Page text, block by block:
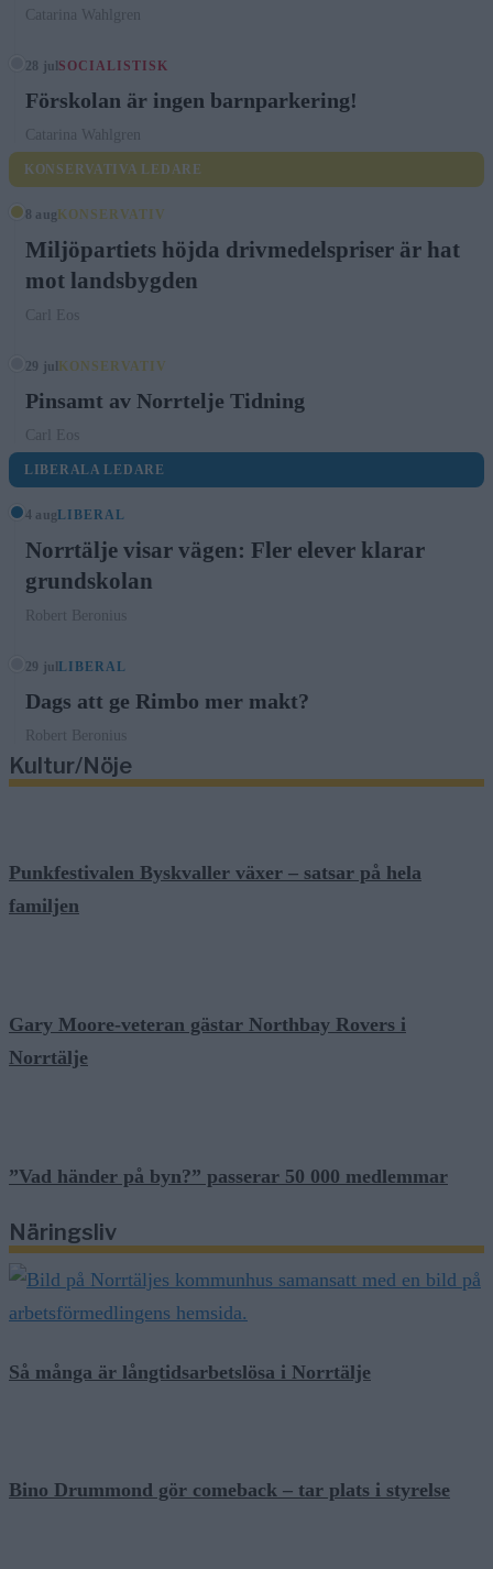
Catarina Wahlgren
28 jul SOCIALISTISK
Förskolan är ingen barnparkering!
Catarina Wahlgren
KONSERVATIVA LEDARE
8 aug KONSERVATIV
Miljöpartiets höjda drivmedelspriser är hat
mot landsbygden
Carl Eos
29 jul KONSERVATIV
Pinsamt av Norrtelje Tidning
Carl Eos
LIBERALA LEDARE
4 aug LIBERAL
Norrtälje visar vägen: Fler elever klarar
grundskolan
Robert Beronius
29 julLIBERAL
Dags att ge Rimbo mer makt?
Robert Beronius
Kultur/Nöje
Punkfestivalen Byskvaller växer – satsar på hela
familjen
Gary Moore-veteran gästar Northbay Rovers i
Norrtälje
”Vad händer på byn?” passerar 50 000 medlemmar
Näringsliv
Så många är långtidsarbetslösa i Norrtälje
Bino Drummond gör comeback – tar plats i styrelse